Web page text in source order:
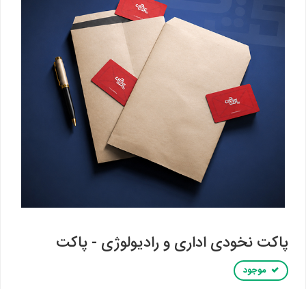
پاکت نخودی اداری و رادیولوژی - پاکت
موجود